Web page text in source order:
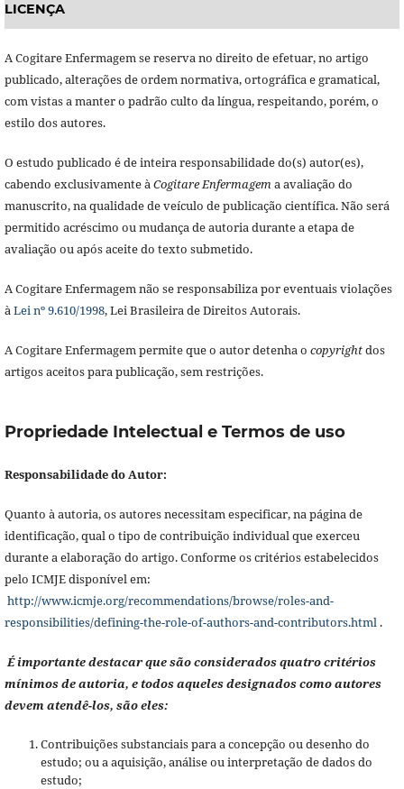
LICENÇA
A Cogitare Enfermagem se reserva no direito de efetuar, no artigo
publicado, alterações de ordem normativa, ortográfica e gramatical,
com vistas a manter o padrão culto da língua, respeitando, porém, o
estilo dos autores.
O estudo publicado é de inteira responsabilidade do(s) autor(es),
cabendo exclusivamente àCogitare Enfermagema avaliação do
manuscrito, na qualidade de veículo de publicação científica. Não será
permitido acréscimo ou mudança de autoria durante a etapa de
avaliação ou após aceite do texto submetido.
A Cogitare Enfermagem não se responsabiliza por eventuais violações
àLei nº 9.610/1998, Lei Brasileira de Direitos Autorais.
A Cogitare Enfermagem permite que o autor detenha o copyrightdos
artigos aceitos para publicação, sem restrições.
Propriedade Intelectual e Termos de uso
Responsabilidade do Autor:
Quanto à autoria, os autores necessitam especificar, na página de
identificação, qual o tipo de contribuição individual que exerceu
durante a elaboração do artigo. Conforme os critérios estabelecidos
pelo ICMJE disponível em:
http://www.icmje.org/recommendations/browse/roles-and-
responsibilities/defining-the-role-of-authors-and-contributors.html.
É importante destacar que são considerados quatro critérios
mínimos de autoria, e todos aqueles designados como autores
devem atendê-los, são eles:
Contribuições substanciais para a concepção ou desenho do
estudo; ou a aquisição, análise ou interpretação de dados do
estudo;